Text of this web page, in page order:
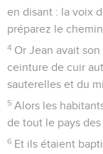
en disant : la voix
préparez le
4 Or Jean avait
ceinture de cuir
sauterelles et du
5 Alors les
de tout le pays
6 Et ils étaient